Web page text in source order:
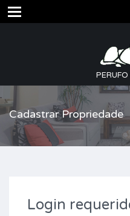
Cadastrar Propriedade
Login